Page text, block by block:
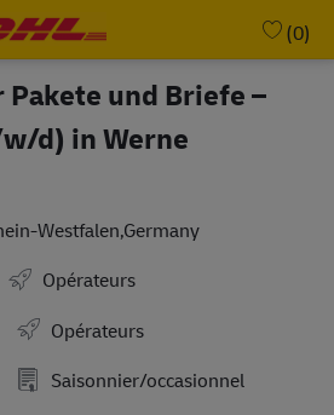
(0)
und Briefe –
d) in Werne
Westfalen,Germany
Opérateurs
Opérateurs
Saisonnier/occasionnel